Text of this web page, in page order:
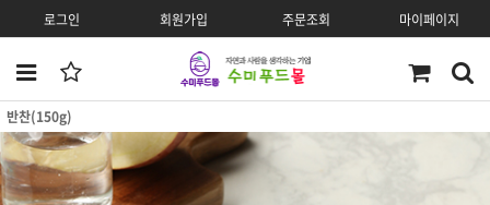
로그인 회원가입 주문조회 마이페이지
반찬(150g)